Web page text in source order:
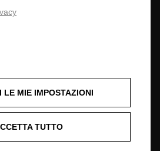
Paese a Paese. A causa della natura dei
da un affidamento sui contenuti del
sul sito fornite "così come sono", senza
o termini di alcun tipo. Di conseguenza, nella
LE MIE IMPOSTAZIONI
TUTTO